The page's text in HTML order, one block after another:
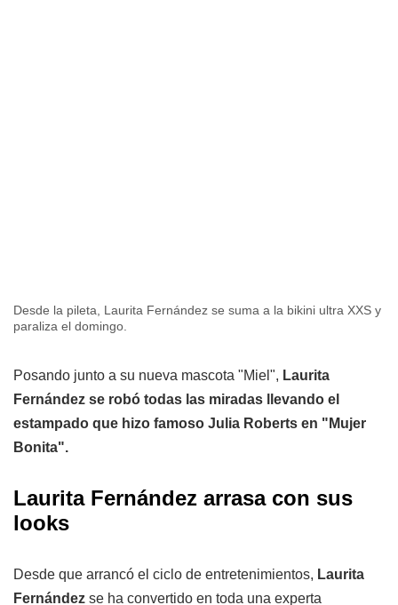
Desde la pileta, Laurita Fernández se suma a la bikini ultra XXS y
paraliza el domingo.
Posando junto a su nueva mascota "Miel", Laurita
Fernández se robó todas las miradas llevando el
estampado que hizo famoso Julia Roberts en "Mujer
Bonita".
Laurita Fernández arrasa con sus
looks
Desde que arrancó el ciclo de entretenimientos, Laurita
Fernández se ha convertido en toda una experta